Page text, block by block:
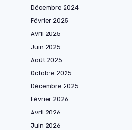
Décembre 2024
Février 2025
Avril 2025
Juin 2025
Août 2025
Octobre 2025
Décembre 2025
Février 2026
Avril 2026
Juin 2026